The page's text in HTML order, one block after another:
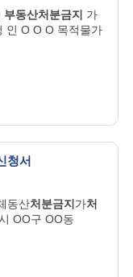
부동산처분금지 가
인 O O O 목적물가
청서
동산처분금지가처
OO구 OO동